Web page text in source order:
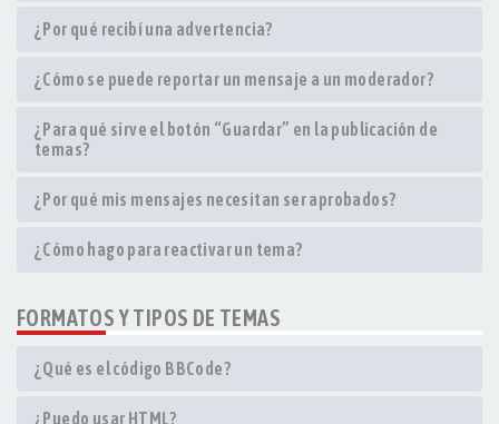
¿Por qué recibí una advertencia?
¿Cómo se puede reportar un mensaje a un moderador?
¿Para qué sirve el botón “Guardar” en la publicación de
temas?
¿Por qué mis mensajes necesitan ser aprobados?
¿Cómo hago para reactivar un tema?
FORMATOS Y TIPOS DE TEMAS
¿Qué es el código BBCode?
¿Puedo usar HTML?